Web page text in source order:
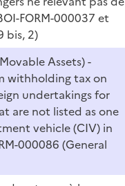
FORM-000037 et
bis, 2)
Assets) -
withholding tax on
undertakings for
are not listed as one
vehicle (CIV) in
000086 (General